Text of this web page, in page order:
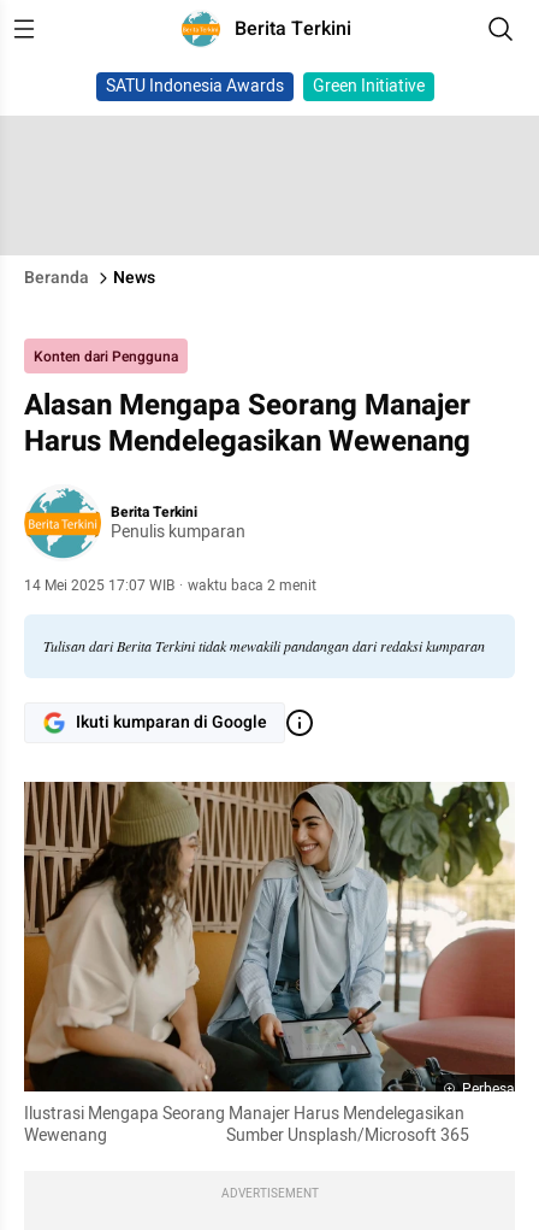
Berita Terkini
SATU Indonesia Awards Green Initiative
Beranda News
Konten dari Pengguna
Alasan Mengapa Seorang Manajer
Harus Mendelegasikan Wewenang
Berita Terkini
Penulis kumparan
14 Mei 2025 17:07 WIB · waktu baca 2 menit
Tulisan dari Berita Terkini tidak mewakili pandangan dari redaksi kumparan
Ikuti kumparan di Google
Perbesar
Ilustrasi Mengapa Seorang Manajer Harus Mendelegasikan
Wewenang                                 Sumber Unsplash/Microsoft 365
ADVERTISEMENT